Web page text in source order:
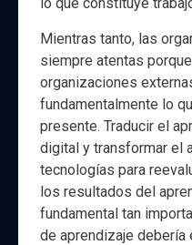
lo que constituye
Mientras tanto, las
siempre atentas
organizaciones
fundamentalmente lo
presente. Traducir el
digital y transformar el
tecnologías para
los resultados del
fundamental tan
de aprendizaje debería